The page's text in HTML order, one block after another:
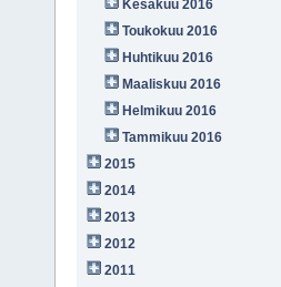
Kesäkuu 2016
Toukokuu 2016
Huhtikuu 2016
Maaliskuu 2016
Helmikuu 2016
Tammikuu 2016
2015
2014
2013
2012
2011